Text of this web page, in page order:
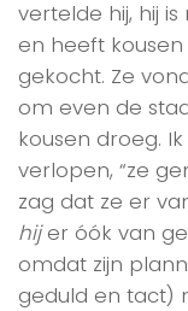
vertelde hij, hij
en heeft
gekocht. Ze
om even de
kousen droeg.
verlopen, “ze
zag dat ze er
hijer óók van
omdat zijn
geduld en tact)